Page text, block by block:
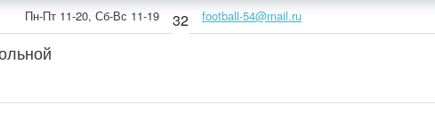
Пн-Пт 11-20, Сб-Вс 11-19 32 football-54@mail.ru